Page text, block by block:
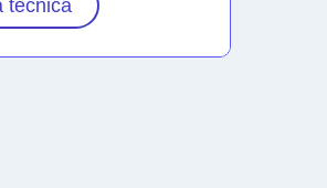
técnica